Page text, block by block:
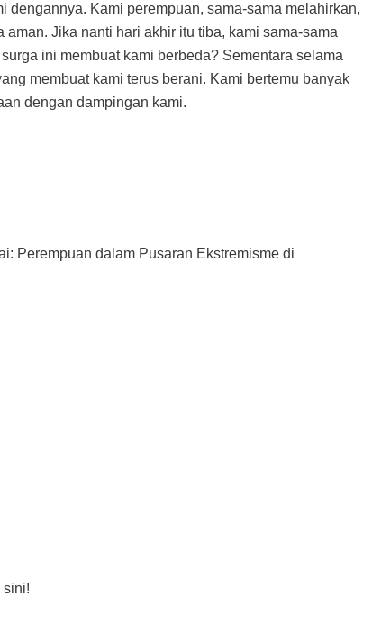
dengannya. Kami perempuan, sama-sama melahirkan,
Jika nanti hari akhir itu tiba, kami sama-sama
ini membuat kami berbeda? Sementara selama
membuat kami terus berani. Kami bertemu banyak
dengan dampingan kami.
Perempuan dalam Pusaran Ekstremisme di
sini!